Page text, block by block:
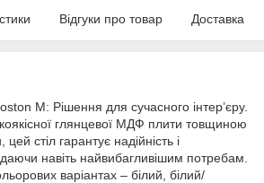
Відгуки про товар Доставка
M: Рішення для сучасного інтер’єру.
глянцевої МДФ плити товщиною
стіл гарантує надійність і
навіть найвибагливішим потребам.
варіантах – білий, білий/